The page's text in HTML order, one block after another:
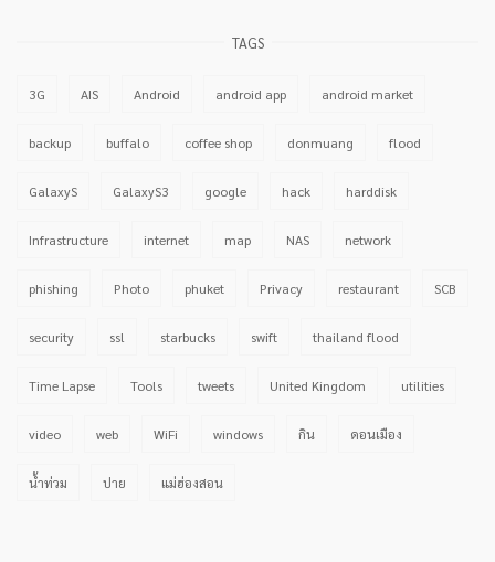
TAGS
3G AIS Android android app android market
backup buffalo coffee shop donmuang flood
GalaxyS GalaxyS3 google hack harddisk
Infrastructure internet map NAS network
phishing Photo phuket Privacy restaurant SCB
security ssl starbucks swift thailand flood
Time Lapse Tools tweets United Kingdom utilities
video web WiFi windows กิน ดอนเมือง
น้ำท่วม ปาย แม่ฮ่องสอน